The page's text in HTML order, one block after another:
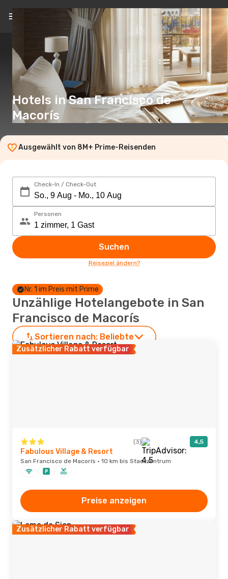
DE(€)
Hotels in San Francisco de
Macorís
Ausgewählt von 8M+ Prime-Reisenden
Check-In / Check-Out
Personen
Suchen
Reiseziel ändern?
Nr. 1 im Preis mit Prime
Unzählige Hotelangebote in San
Francisco de Macorís
Sortieren nach: Beliebte
Zusätzlicher Rabatt verfügbar
(3) 4,5
Fabulous Village & Resort
San Francisco de Macorís · 10 km bis Stadtzentrum
Preise anzeigen
Zusätzlicher Rabatt verfügbar